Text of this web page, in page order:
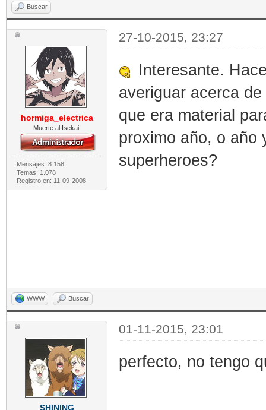
Buscar
hormiga_electrica
Muerte al Isekai!
Mensajes: 8.158
Temas: 1.078
Registro en: 11-09-2008
27-10-2015, 23:27
Interesante.
averiguar acerca
que era material
proximo año, o año
superheroes?
WWW Buscar
SHINING
01-11-2015, 23:01
perfecto, no tengo